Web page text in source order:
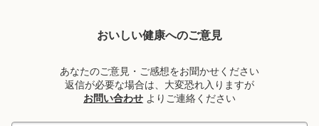
おいしい健康へのご意見
あなたのご意見・ご感想をお聞かせください
返信が必要な場合は、大変恐れ入りますが
お問い合わせ よりご連絡ください